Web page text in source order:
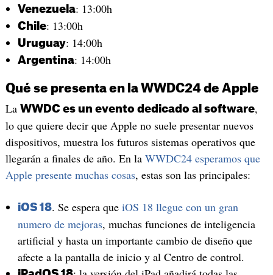
Venezuela: 13:00h
Chile: 13:00h
Uruguay: 14:00h
Argentina: 14:00h
Qué se presenta en la WWDC24 de Apple
La WWDC es un evento dedicado al software,
lo que quiere decir que Apple no suele presentar nuevos
dispositivos, muestra los futuros sistemas operativos que
llegarán a finales de año. En la WWDC24 esperamos que
Apple presente muchas cosas, estas son las principales:
iOS 18. Se espera que iOS 18 llegue con un gran
numero de mejoras, muchas funciones de inteligencia
artificial y hasta un importante cambio de diseño que
afecte a la pantalla de inicio y al Centro de control.